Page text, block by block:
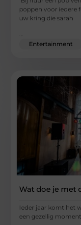
poppen voor iedere
uw kring die sarah
...
Entertainment
Wat doe je met
Ieder jaar komt het
een gezellig